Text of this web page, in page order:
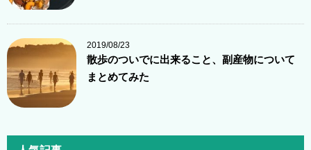
2019/08/23
散歩のついでに出来ること、副産物について
まとめてみた